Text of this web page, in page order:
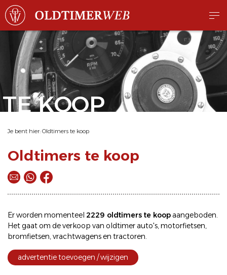
TE KOOP
Je bent hier: Oldtimers te koop
Oldtimers te koop
Er worden momenteel 2229 oldtimers te koopaangeboden.
Het gaat om deverkoop van oldtimerauto's,motorfietsen,
bromfietsen,vrachtwagens en tractoren.
advertentie toevoegen / wijzigen